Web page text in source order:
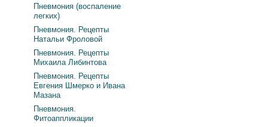
Пневмония (воспаление
легких)
Пневмония. Рецепты
Натальи Фроловой
Пневмония. Рецепты
Михаила Либинтова
Пневмония. Рецепты
Евгения Шмерко и Ивана
Мазана
Пневмония.
Фитоаппликации